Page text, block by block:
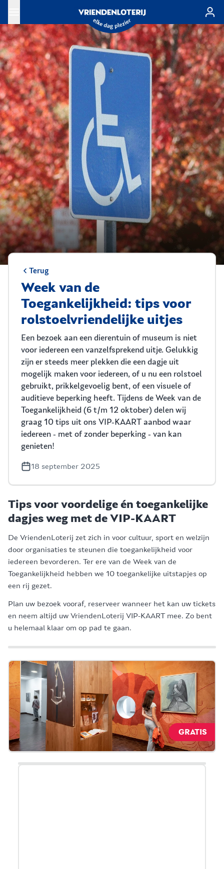
Ga naar de hoofdinhoud
Terug
Week van de
Toegankelijkheid: tips voor
rolstoelvriendelijke uitjes
Een bezoek aan een dierentuin of museum is niet
voor iedereen een vanzelfsprekend uitje. Gelukkig
zijn er steeds meer plekken die een dagje uit
mogelijk maken voor iedereen, of u nu een rolstoel
gebruikt, prikkelgevoelig bent, of een visuele of
auditieve beperking heeft. Tijdens de Week van de
Toegankelijkheid (6 t/m 12 oktober) delen wij
graag 10 tips uit ons VIP-KAART aanbod waar
iedereen - met of zonder beperking - van kan
genieten!
18 september 2025
Tips voor voordelige én toegankelijke
dagjes weg met de VIP-KAART
De VriendenLoterij zet zich in voor cultuur, sport en welzijn
door organisaties te steunen die toegankelijkheid voor
iedereen bevorderen. Ter ere van de Week van de
Toegankelijkheid hebben we 10 toegankelijke uitstapjes op
een rij gezet.
Plan uw bezoek vooraf, reserveer wanneer het kan uw tickets
en neem altijd uw VriendenLoterij VIP-KAART mee. Zo bent
u helemaal klaar om op pad te gaan.
GRATIS